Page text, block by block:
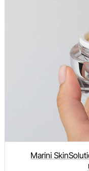
Marini